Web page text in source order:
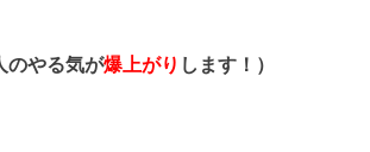
のやる気が爆上がり します！）